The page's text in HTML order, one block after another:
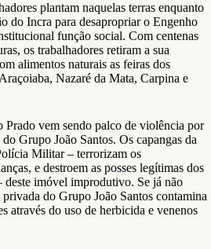
plantam naquelas terras enquanto
do Incra para desapropriar o Engenho
função social. Com centenas
os trabalhadores retiram a sua
alimentos naturais as feiras dos
Nazaré da Mata, Carpina e
Prado vem sendo palco de violência por
Grupo João Santos. Os capangas da
Militar – terrorizam os
e destroem as posses legítimas dos
deste imóvel improdutivo. Se já não
do Grupo João Santos contamina
através do uso de herbicida e venenos